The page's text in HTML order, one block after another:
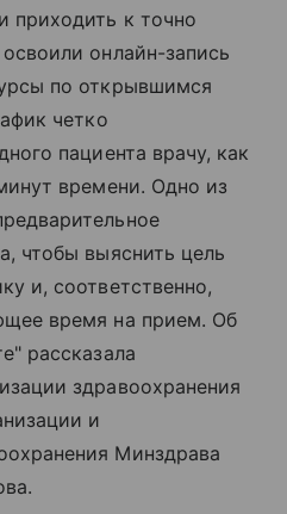
приходить к точно
онлайн-запись
по открывшимся
четко
пациента врачу, как
времени. Одно из
чтобы выяснить цель
и, соответственно,
время на прием. Об
рассказала
здравоохранения
и
Минздрава